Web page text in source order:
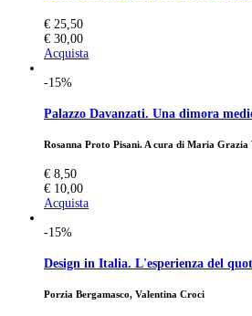
€ 25,50
€ 30,00
Acquista
-15%
Palazzo Davanzati. Una dimora
Rosanna Proto Pisani. A cura di Maria Grazia
€ 8,50
€ 10,00
Acquista
-15%
Design in Italia. L'esperienza del
Porzia Bergamasco, Valentina Croci